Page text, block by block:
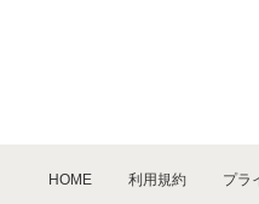
HOME 利用規約 プラ